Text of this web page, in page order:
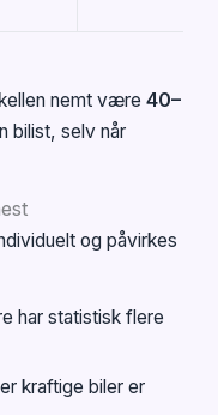
nemt være 40–
bilist, selv når
og påvirkes
har statistisk flere
kraftige biler er